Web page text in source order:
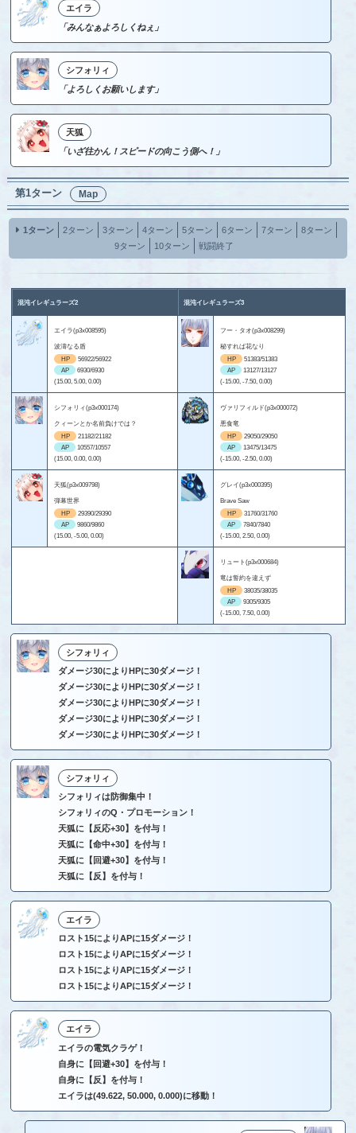
エイラ
「みんなぁよろしくねぇ」
シフォリィ
「よろしくお願いします」
天狐
「いざ往かん！スピードの向こう側へ！」
第1ターン Map
1ターン 2ターン 3ターン 4ターン 5ターン 6ターン 7ターン
8ターン
9ターン
10ターン 戦闘終了
混沌イレギュラーズ2 混沌イレギュラーズ3
エイラ(p3x008595)
波濤なる盾
HP
56922/56922
AP
6930/6930
(15.00, 5.00, 0.00)
フー・タオ(p3x008299)
秘すれば花なり
HP
51383/51383
AP
13127/13127
(-15.00, -7.50, 0.00)
シフォリィ(p3x000174)
クィーンとか名前負けでは？
HP
21182/21182
AP
10557/10557
(15.00, 0.00, 0.00)
ヴァリフィルド(p3x000072)
悪食竜
HP
29050/29050
AP
13475/13475
(-15.00, -2.50, 0.00)
天狐(p3x009798)
弾幕世界
HP
29390/29390
AP
9860/9860
(15.00, -5.00, 0.00)
グレイ(p3x000395)
Brave Saw
HP
31760/31760
AP
7840/7840
(-15.00, 2.50, 0.00)
リュート(p3x000684)
竜は誓約を違えず
HP
38035/38035
AP
9305/9305
(-15.00, 7.50, 0.00)
シフォリィ
ダメージ30によりHPに30ダメージ！
ダメージ30によりHPに30ダメージ！
ダメージ30によりHPに30ダメージ！
ダメージ30によりHPに30ダメージ！
ダメージ30によりHPに30ダメージ！
シフォリィ
シフォリィは防御集中！
シフォリィのQ・プロモーション！
天狐に【反応+30】を付与！
天狐に【命中+30】を付与！
天狐に【回避+30】を付与！
天狐に【反】を付与！
エイラ
ロスト15によりAPに15ダメージ！
ロスト15によりAPに15ダメージ！
ロスト15によりAPに15ダメージ！
ロスト15によりAPに15ダメージ！
エイラ
エイラの電気クラゲ！
自身に【回避+30】を付与！
自身に【反】を付与！
エイラは(49.622, 50.000, 0.000)に移動！